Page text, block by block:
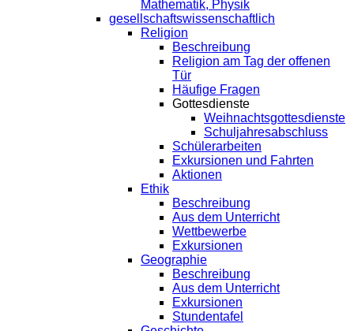
Mathematik, Physik
gesellschaftswissenschaftlich
Religion
Beschreibung
Religion am Tag der offenen
Tür
Häufige Fragen
Gottesdienste
Weihnachtsgottesdienste
Schuljahresabschluss
Schülerarbeiten
Exkursionen und Fahrten
Aktionen
Ethik
Beschreibung
Aus dem Unterricht
Wettbewerbe
Exkursionen
Geographie
Beschreibung
Aus dem Unterricht
Exkursionen
Stundentafel